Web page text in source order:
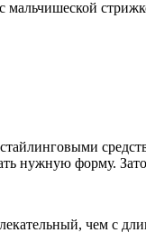
мальчишеской
нужную форму.
чем с